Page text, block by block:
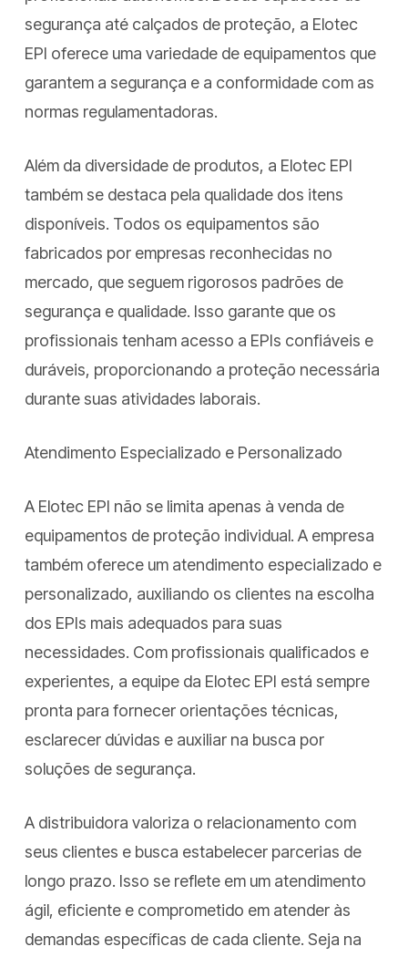
segurança até calçados de proteção, a Elotec
EPI oferece uma variedade de equipamentos que
garantem a segurança e a conformidade com as
normas regulamentadoras.
Além da diversidade de produtos, a Elotec EPI
também se destaca pela qualidade dos itens
disponíveis. Todos os equipamentos são
fabricados por empresas reconhecidas no
mercado, que seguem rigorosos padrões de
segurança e qualidade. Isso garante que os
profissionais tenham acesso a EPIs confiáveis e
duráveis, proporcionando a proteção necessária
durante suas atividades laborais.
Atendimento Especializado e Personalizado
A Elotec EPI não se limita apenas à venda de
equipamentos de proteção individual. A empresa
também oferece um atendimento especializado e
personalizado, auxiliando os clientes na escolha
dos EPIs mais adequados para suas
necessidades. Com profissionais qualificados e
experientes, a equipe da Elotec EPI está sempre
pronta para fornecer orientações técnicas,
esclarecer dúvidas e auxiliar na busca por
soluções de segurança.
A distribuidora valoriza o relacionamento com
seus clientes e busca estabelecer parcerias de
longo prazo. Isso se reflete em um atendimento
ágil, eficiente e comprometido em atender às
demandas específicas de cada cliente. Seja na